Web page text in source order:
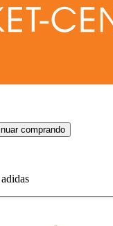
comprando